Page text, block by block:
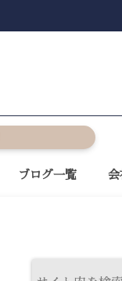
ブログ一覧 会